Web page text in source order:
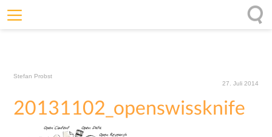
Wirkung
Stefan Probst
27. Juli 2014
20131102_openswissknife